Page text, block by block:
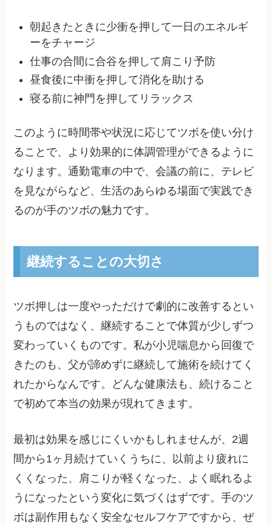
朝起きたときに少衝を押して一日のエネルギ
ーをチャージ
仕事の合間に合谷を押して肩こり予防
昼食後に中衝を押して消化を助ける
寝る前に神門を押してリラックス
このように時間帯や状況に応じてツボを使い分け
ることで、より効果的に体調管理ができるように
なります。通勤電車の中で、会議の前に、テレビ
を見ながらなど、生活のあらゆる場面で実践でき
るのが手のツボの魅力です。
継続することの大切さ
ツボ押しは一度やっただけで劇的に改善するとい
うものではなく、継続することで体質が少しずつ
変わっていくものです。私が小児喘息から回復で
きたのも、父が諦めずに継続して施術を続けてく
れたからなんです。どんな健康法も、続けること
で初めて本当の効果が現れてきます。
最初は効果を感じにくいかもしれませんが、2週
間から1ヶ月続けていくうちに、以前より疲れに
くくなった、肩こりが軽くなった、よく眠れるよ
うになったという変化に気づくはずです。手のツ
ボは副作用もなく安全なセルフケアですから、ぜ